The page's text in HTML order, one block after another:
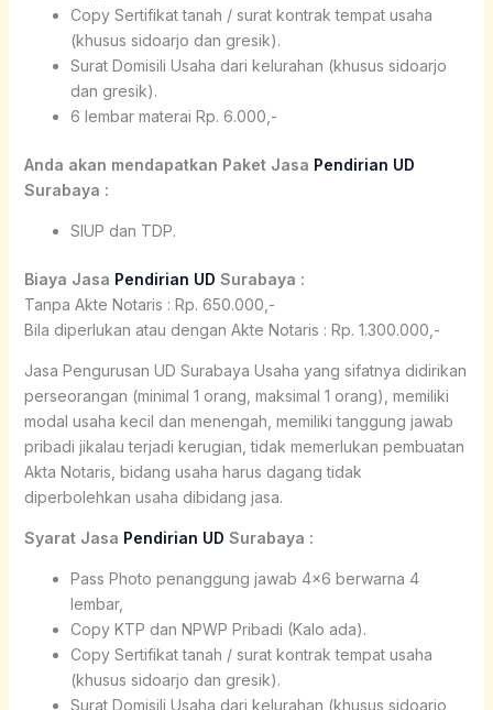
Copy Sertifikat tanah / surat kontrak tempat usaha
(khusus sidoarjo dan gresik).
Surat Domisili Usaha dari kelurahan (khusus sidoarjo
dan gresik).
6 lembar materai Rp. 6.000,-
Anda akan mendapatkan Paket Jasa Pendirian UD
Surabaya :
SIUP dan TDP.
Biaya Jasa Pendirian UD Surabaya :
Tanpa Akte Notaris : Rp. 650.000,-
Bila diperlukan atau dengan Akte Notaris : Rp. 1.300.000,-
Jasa Pengurusan UD Surabaya Usaha yang sifatnya didirikan
perseorangan (minimal 1 orang, maksimal 1 orang), memiliki
modal usaha kecil dan menengah, memiliki tanggung jawab
pribadi jikalau terjadi kerugian, tidak memerlukan pembuatan
Akta Notaris, bidang usaha harus dagang tidak
diperbolehkan usaha dibidang jasa.
Syarat Jasa Pendirian UD Surabaya :
Pass Photo penanggung jawab 4×6 berwarna 4
lembar,
Copy KTP dan NPWP Pribadi (Kalo ada).
Copy Sertifikat tanah / surat kontrak tempat usaha
(khusus sidoarjo dan gresik).
Surat Domisili Usaha dari kelurahan (khusus sidoarjo